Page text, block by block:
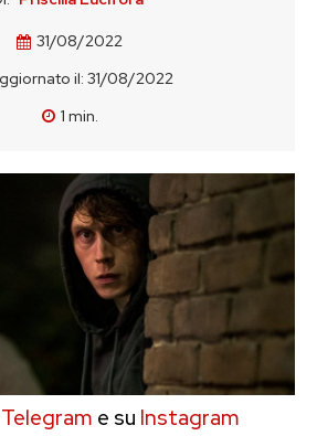
31/08/2022
il: 31/08/2022
1 min.
Telegram e su Instagram